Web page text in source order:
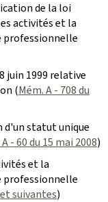
de la loi
activités et la
professionnelle
juin 1999 relative
(Mém. A - 708 du
d'un statut unique
- 60 du 15 mai 2008)
et la
professionnelle
suivantes)